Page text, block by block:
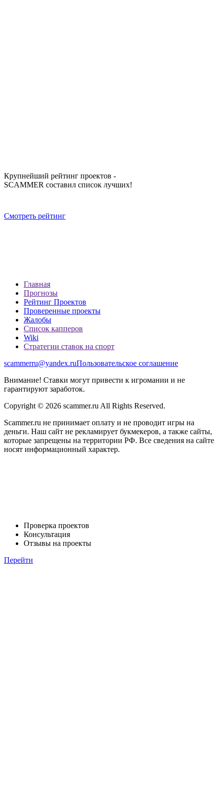
Крупнейший рейтинг проектов -
SCAMMER составил список лучших!
Смотреть рейтинг
Главная
Прогнозы
Рейтинг Проектов
Проверенные проекты
Жалобы
Список капперов
Wiki
Стратегии ставок на спорт
scammerru@yandex.ruПользовательское соглашение
Внимание! Ставки могут привести к игромании и не
гарантируют заработок.
Copyright © 2026 scammer.ru All Rights Reserved.
Scammer.ru не принимает оплату и не проводит игры на
деньги. Наш сайт не рекламирует букмекеров, а также сайты,
которые запрещены на территории РФ. Все сведения на сайте
носят информационный характер.
Проверка проектов
Консультация
Отзывы на проекты
Перейти